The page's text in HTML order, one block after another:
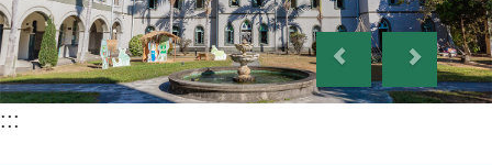
g
l
e
P
r
e
e
x
:::